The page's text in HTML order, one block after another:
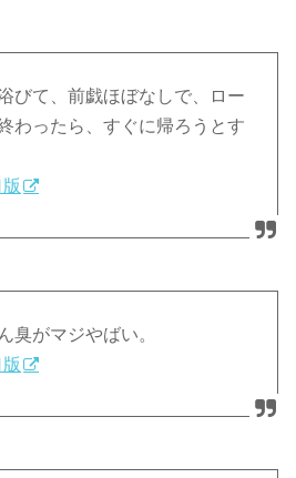
びて、前戯ほぼなしで、ロー
わったら、すぐに帰ろうとす
臭がマジやばい。